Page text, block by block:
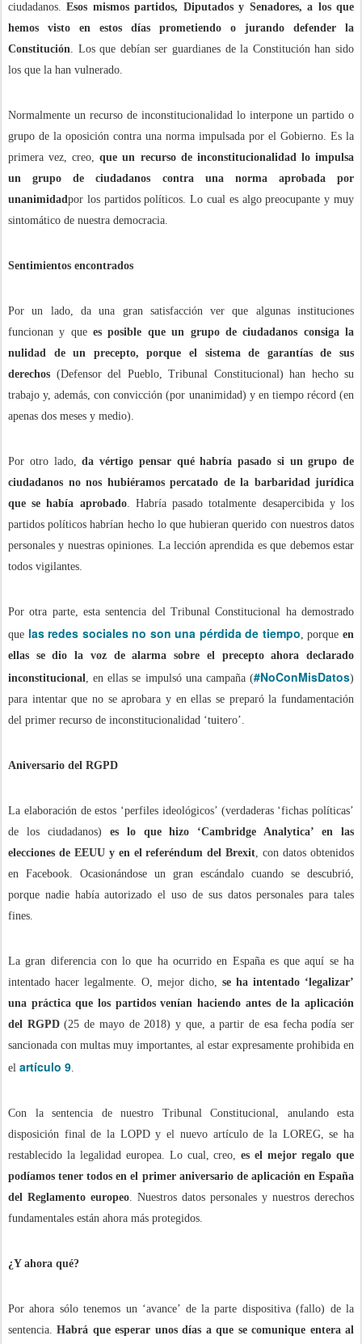
ciudadanos.Esos mismos partidos, Diputados y Senadores, a los que
hemos visto en estos días prometiendo o jurando defender la
Constitución. Los que debían ser guardianes de la Constitución han sido
los que la han vulnerado.
Normalmente un recurso de inconstitucionalidad lo interpone un partido o
grupo de la oposición contra una norma impulsada por el Gobierno. Es la
primera vez, creo,que un recurso de inconstitucionalidad lo impulsa
un grupo de ciudadanos contra una norma aprobada por
unanimidadpor los partidos políticos. Lo cual es algo preocupante y muy
sintomático de nuestra democracia.
Sentimientos encontrados
Por un lado, da una gran satisfacción ver que algunas instituciones
funcionan y quees posible que un grupo de ciudadanos consiga la
nulidad de un precepto, porque el sistema de garantías de sus
derechos (Defensor del Pueblo, Tribunal Constitucional) han hecho su
trabajo y, además, con convicción (por unanimidad) y en tiempo récord (en
apenas dos meses y medio).
Por otro lado,da vértigo pensar qué habría pasado si un grupo de
ciudadanos no nos hubiéramos percatado de la barbaridad jurídica
que se había aprobado. Habría pasado totalmente desapercibida y los
partidos políticos habrían hecho lo que hubieran querido con nuestros datos
personales y nuestras opiniones. La lección aprendida es que debemos estar
todos vigilantes.
Por otra parte, esta sentencia del Tribunal Constitucional ha demostrado
que las redes sociales no son una pérdida de tiempo, porqueen
ellas se dio la voz de alarma sobre el precepto ahora declarado
inconstitucional, en ellas se impulsó una campaña (#NoConMisDatos)
para intentar que no se aprobara y en ellas se preparó la fundamentación
del primer recurso de inconstitucionalidad ‘tuitero’.
Aniversario del RGPD
La elaboración de estos ‘perfiles ideológicos’ (verdaderas ‘fichas políticas’
de los ciudadanos) es lo que hizo ‘Cambridge Analytica’ en las
elecciones de EEUU y en el referéndum del Brexit, con datos obtenidos
en Facebook. Ocasionándose un gran escándalo cuando se descubrió,
porque nadie había autorizado el uso de sus datos personales para tales
fines.
La gran diferencia con lo que ha ocurrido en España es que aquí se ha
intentado hacer legalmente. O, mejor dicho, se ha intentado ‘legalizar’
una práctica que los partidos venían haciendo antes de la aplicación
del RGPD(25 de mayo de 2018) y que, a partir de esa fecha podía ser
sancionada con multas muy importantes, al estar expresamente prohibida en
el artículo 9.
Con la sentencia de nuestro Tribunal Constitucional, anulando esta
disposición final de la LOPD y el nuevo artículo de la LOREG, se ha
restablecido la legalidad europea. Lo cual, creo,es el mejor regalo que
podíamos tener todos en el primer aniversario de aplicación en España
del Reglamento europeo. Nuestros datos personales y nuestros derechos
fundamentales están ahora más protegidos.
¿Y ahora qué?
Por ahora sólo tenemos un ‘avance’ de la parte dispositiva (fallo) de la
sentencia.Habrá que esperar unos días a que se comunique entera al